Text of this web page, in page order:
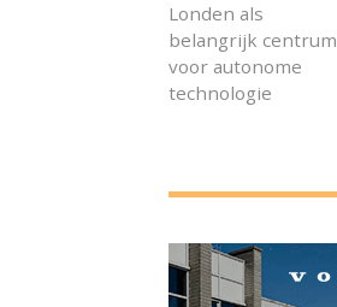
Londen als
belangrijk centrum
voor autonome
technologie